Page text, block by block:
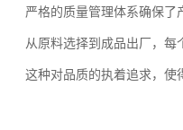
严格的质量管理体系确保了
从原料选择到成品出厂，每
这种对品质的执着追求，使